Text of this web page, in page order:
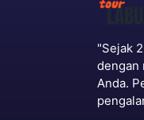
"Sejak
dengan
Anda.